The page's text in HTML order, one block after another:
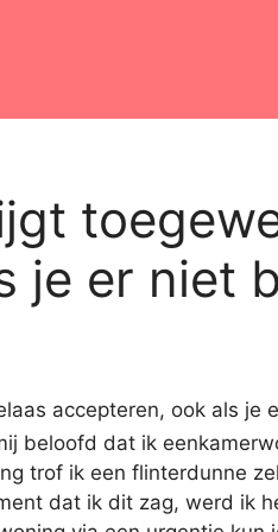
je er niet
beloofd dat ik
trof ik een flinterdunne
dat ik dit zag, werd ik